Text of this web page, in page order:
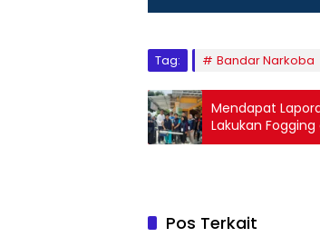
Tag: Bandar Narkoba
Mendapat
Lakukan Fogging
Pos Terkait